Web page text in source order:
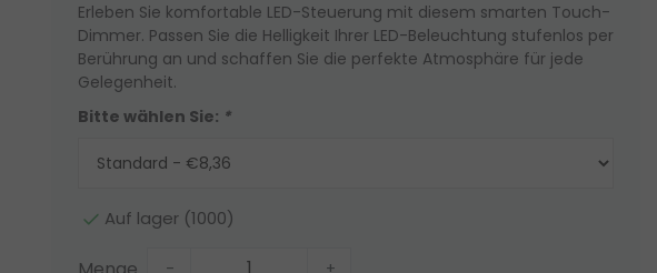
Erleben Sie komfortable LED-Steuerung mit diesem smarten Touch-
Dimmer. Passen Sie die Helligkeit Ihrer LED-Beleuchtung stufenlos per
Berührung an und schaffen Sie die perfekte Atmosphäre für jede
Gelegenheit.
Bitte wählen Sie: *
Auf lager (1000)
- +